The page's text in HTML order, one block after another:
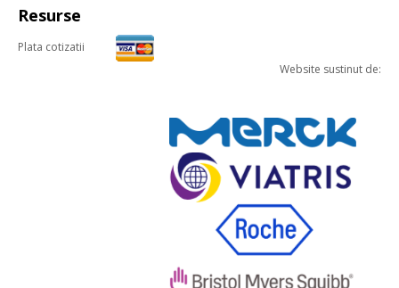
Resurse
Plata cotizatii
Website sustinut de: